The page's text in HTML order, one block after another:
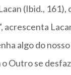
(Ibid., 161),
acrescenta
algo do
o Outro se